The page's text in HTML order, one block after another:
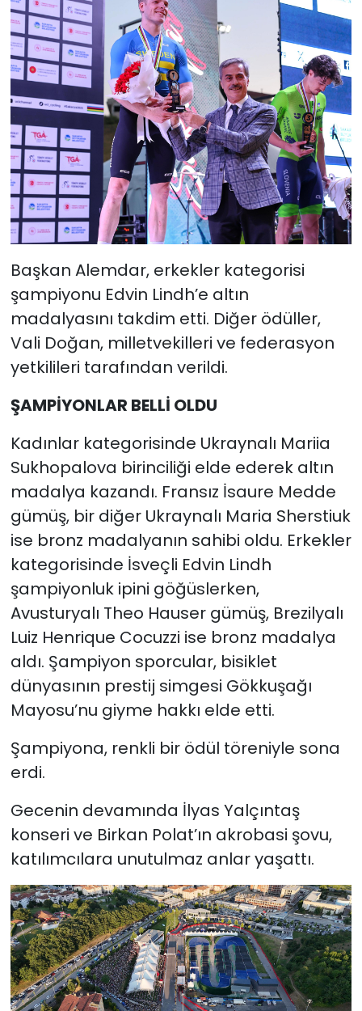
Başkan Alemdar, erkekler kategorisi
şampiyonu Edvin Lindh’e altın
madalyasını takdim etti. Diğer ödüller,
Vali Doğan, milletvekilleri ve federasyon
yetkilileri tarafından verildi.
ŞAMPİYONLAR BELLİ OLDU
Kadınlar kategorisinde Ukraynalı Mariia
Sukhopalova birinciliği elde ederek altın
madalya kazandı. Fransız İsaure Medde
gümüş, bir diğer Ukraynalı Maria Sherstiuk
ise bronz madalyanın sahibi oldu. Erkekler
kategorisinde İsveçli Edvin Lindh
şampiyonluk ipini göğüslerken,
Avusturyalı Theo Hauser gümüş, Brezilyalı
Luiz Henrique Cocuzzi ise bronz madalya
aldı. Şampiyon sporcular, bisiklet
dünyasının prestij simgesi Gökkuşağı
Mayosu’nu giyme hakkı elde etti.
Şampiyona, renkli bir ödül töreniyle sona
erdi.
Gecenin devamında İlyas Yalçıntaş
konseri ve Birkan Polat’ın akrobasi şovu,
katılımcılara unutulmaz anlar yaşattı.